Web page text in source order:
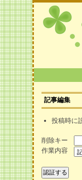
記事編集
投稿時に
削除キー
作業内容